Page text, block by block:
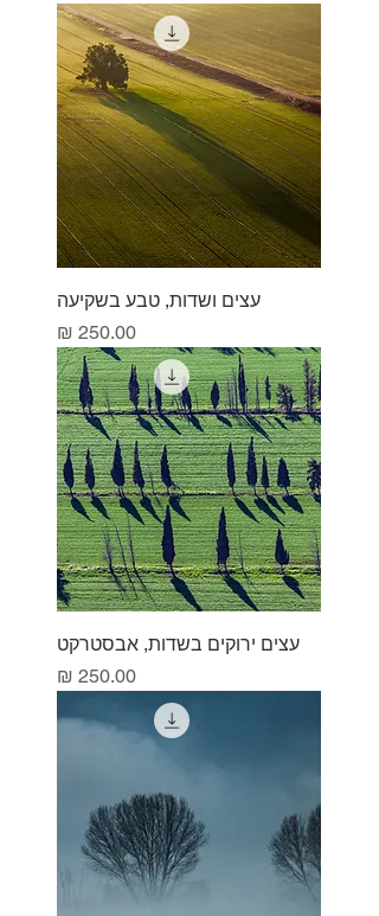
עצים ושדות, טבע בשקיעה
מחיר
עצים ירוקים בשדות, אבסטרקט
מחיר